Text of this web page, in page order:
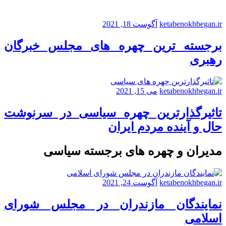
ketabenokhbegan.ir آگوست 18, 2021
برجسته ترین چهره های مجلس خبرگان
رهبری
ketabenokhbegan.ir می 15, 2021
تاثیرگذارترین چهره سیاسی در سرنوشت
حال و آینده مردم ایران
مدیران و چهره های برجسته سیاسی
ketabenokhbegan.ir آگوست 24, 2021
نمایندگان مازندران در مجلس شورای
اسلامی